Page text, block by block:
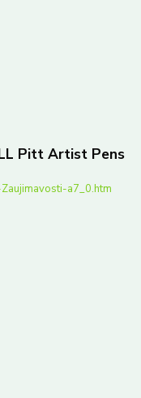
Pitt Artist Pens
a7_0.htm